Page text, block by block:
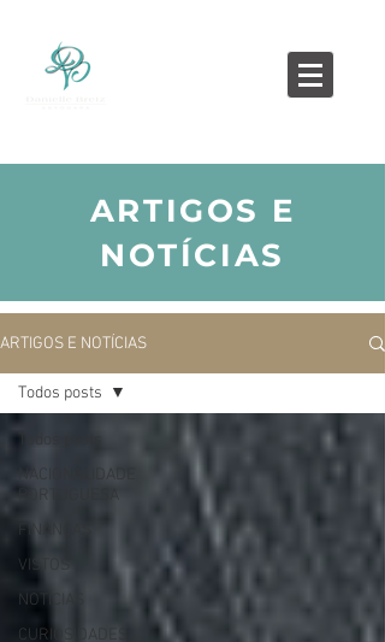
ARTIGOS E
NOTÍCIAS
ARTIGOS E NOTÍCIAS
Todos posts
NACIONALIDADE
PORTUGUESA
FINANÇAS
VISTOS
NOTÍCIAS
CURIOSIDADES
Todos posts